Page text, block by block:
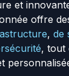
et
offre
, de
, tout